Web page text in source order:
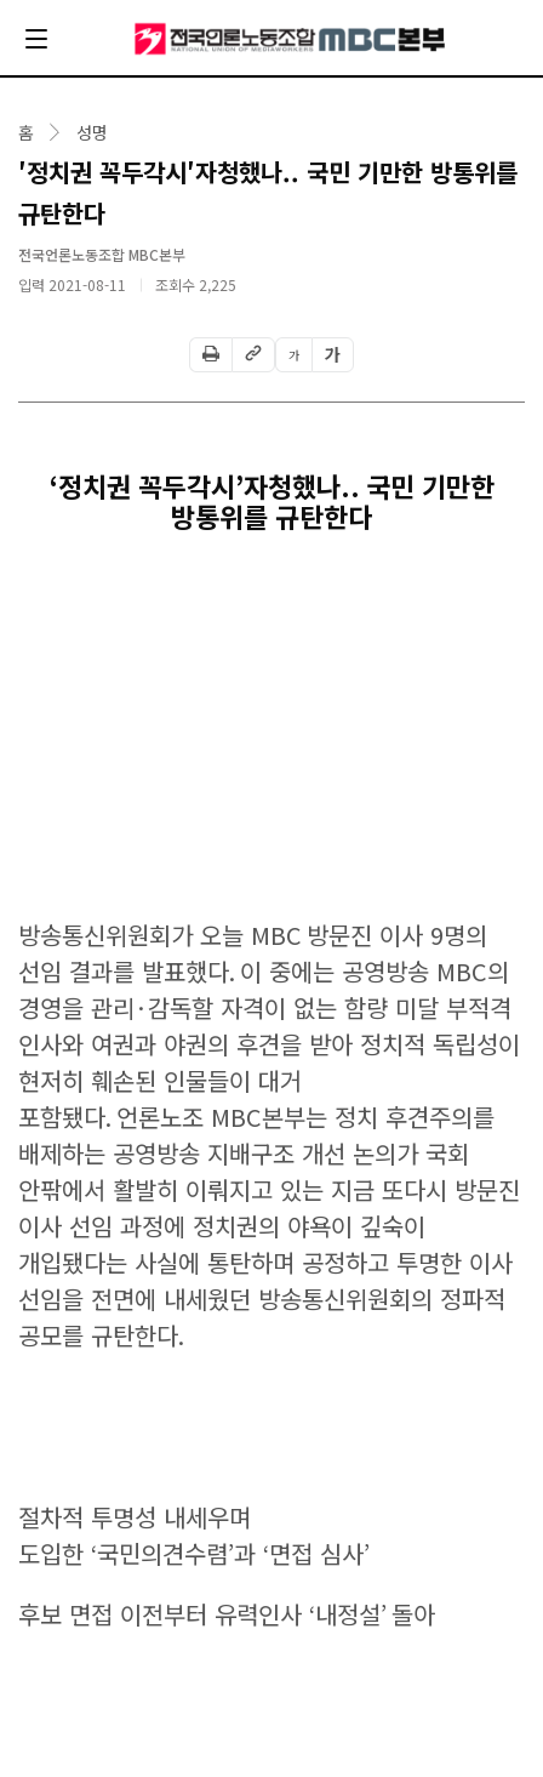
홈 성명
′정치권 꼭두각시′자청했나.. 국민 기만한 방통위를
규탄한다
전국언론노동조합 MBC본부
입력 2021-08-11
조회수 2,225
가 가
‘정치권 꼭두각시’자청했나.. 국민 기만한
방통위를 규탄한다
방송통신위원회가 오늘 MBC 방문진 이사 9명의
선임 결과를 발표했다. 이 중에는 공영방송 MBC의
경영을 관리 ·감독할 자격이 없는 함량 미달 부적격
인사와 여권과 야권의 후견을 받아 정치적 독립성이
현저히 훼손된 인물들이 대거
포함됐다. 언론노조 MBC본부는 정치 후견주의를
배제하는 공영방송 지배구조 개선 논의가 국회
안팎에서 활발히 이뤄지고 있는 지금 또다시 방문진
이사 선임 과정에 정치권의 야욕이 깊숙이
개입됐다는 사실에 통탄하며 공정하고 투명한 이사
선임을 전면에 내세웠던 방송통신위원회의 정파적
공모를 규탄한다.
절차적 투명성 내세우며
도입한 ‘국민의견수렴’과 ‘면접 심사’
후보 면접 이전부터 유력인사 ‘내정설’돌아